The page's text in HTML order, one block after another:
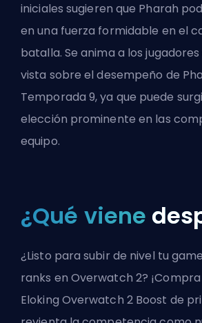
iniciales sugieren que Pharah
en una fuerza formidable en el
batalla. Se anima a los
vista sobre el desempeño de
Temporada 9, ya que puede
elección prominente en las
equipo.
¿Qué viene
¿Listo para subir de nivel tu
ranks en Overwatch 2?
Eloking Overwatch 2 Boost de